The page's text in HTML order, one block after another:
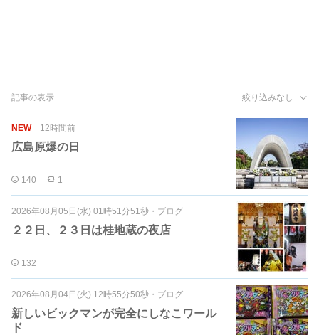
記事の表示 絞り込みなし
NEW 12時間前
広島原爆の日
140 1
2026年08月05日(水) 01時51分51秒 ・ ブログ
２２日、２３日は桂地蔵の夜店
132
2026年08月04日(火) 12時55分50秒 ・ ブログ
新しいビックマンが完全にしなこワール
ド